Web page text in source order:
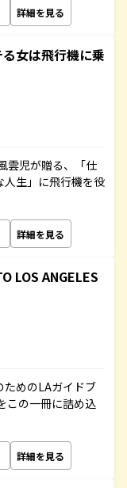
詳細を見る
女は飛行機に乗
雲児が贈る、「仕
生」に飛行機を役
詳細を見る
LOS ANGELES
ためのLAガイドブ
この一冊に詰め込
詳細を見る